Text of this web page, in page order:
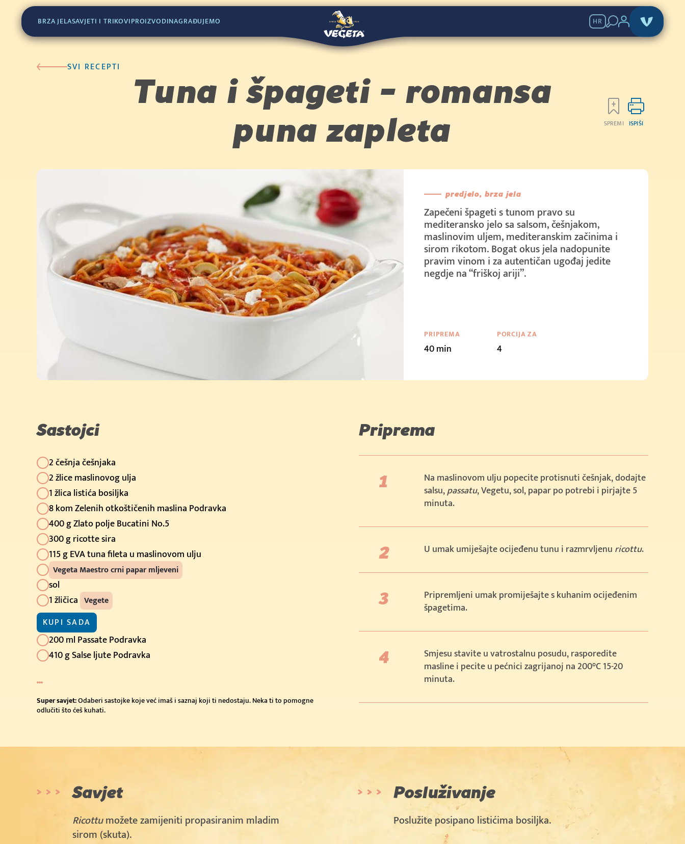
BRZA JELASAVJETI I TRIKOVIPROIZVODINAGRAĐUJEMO HR
SVI RECEPTI
Tuna i špageti - romansa
puna zapleta
SPREMI ISPIŠI
predjelo, brza jela
Zapečeni špageti s tunom pravo su
mediteransko jelo sa salsom, češnjakom,
maslinovim uljem, mediteranskim začinima i
sirom rikotom. Bogat okus jela nadopunite
pravim vinom i za autentičan ugođaj jedite
negdje na “friškoj ariji”.
PRIPREMA
40 min
PORCIJA ZA
4
Sastojci
2 češnja češnjaka
2 žlice maslinovog ulja
1 žlica listića bosiljka
8 kom Zelenih otkoštičenih maslina Podravka
400 g Zlato polje Bucatini No.5
300 g ricotte sira
115 g EVA tuna fileta u maslinovom ulju
Vegeta Maestro crni papar mljeveni
sol
1 žličica Vegete
KUPI SADA
(400g)
200 ml Passate Podravka
410 g Salse ljute Podravka
Super savjet:Odaberi sastojke koje već imaš i saznaj koji ti nedostaju. Neka ti to pomogne
odlučiti što ćeš kuhati.
Priprema
Na maslinovom ulju popecite protisnuti češnjak, dodajte
salsu,passatu, Vegetu, sol, papar po potrebi i pirjajte 5
minuta.
U umak umiješajte ocijeđenu tunu i razmrvljenu ricottu.
Pripremljeni umak promiješajte s kuhanim ocijeđenim
špagetima.
Smjesu stavite u vatrostalnu posudu, rasporedite
masline i pecite u pećnici zagrijanoj na 200°C 15-20
minuta.
Savjet
Ricottumožete zamijeniti propasiranim mladim
sirom (skuta).
Posluživanje
Poslužite posipano listićima bosiljka.